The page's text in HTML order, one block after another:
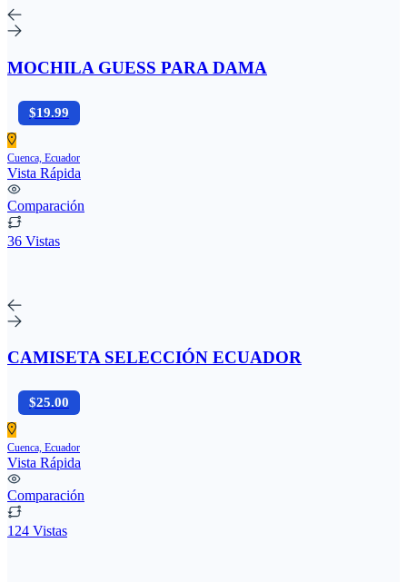
MOCHILA GUESS PARA DAMA
$19.99
Cuenca, Ecuador
Vista Rápida
Comparación
36 Vistas
CAMISETA SELECCIÓN ECUADOR
$25.00
Cuenca, Ecuador
Vista Rápida
Comparación
124 Vistas